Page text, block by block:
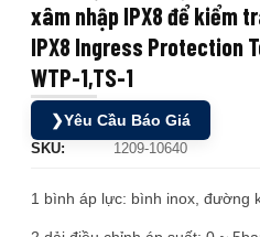
xâm nhập IPX8 để kiểm
IPX8 Ingress Protection
WTP-1,TS-1
❯Yêu Cầu Báo Giá
SKU: 1209-10640
1 bình áp lực: bình inox, đường